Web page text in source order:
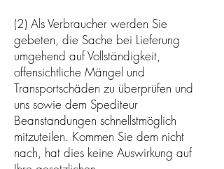
(2) Als Verbraucher werden Sie
gebeten, die Sache bei Lieferung
umgehend auf Vollständigkeit,
offensichtliche Mängel und
Transportschäden zu überprüfen und
uns sowie dem Spediteur
Beanstandungen schnellstmöglich
mitzuteilen. Kommen Sie dem nicht
nach, hat dies keine Auswirkung auf